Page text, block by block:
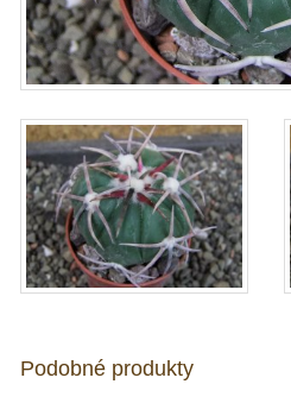
Podobné produkty